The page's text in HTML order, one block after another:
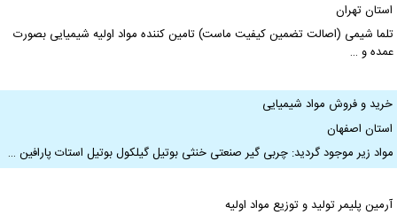
تهران
شیمی (اصالت تضمین کیفیت ماست) تامین کننده مواد اولیه شیمیایی بصورت
و …
و فروش مواد شیمیایی
اصفهان
زیر موجود گردید: چربی گیر صنعتی خنثی بوتیل گیلکول بوتیل استات پارافین …
پلیمر تولید و توزیع مواد اولیه